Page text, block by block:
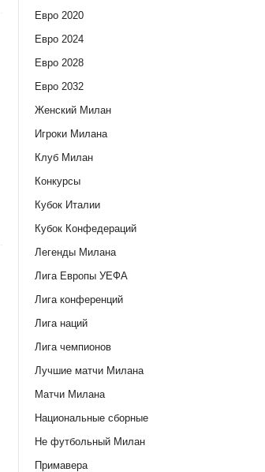
Евро 2020
Евро 2024
Евро 2028
Евро 2032
Женский Милан
Игроки Милана
Клуб Милан
Конкурсы
Кубок Италии
Кубок Конфедераций
Легенды Милана
Лига Европы УЕФА
Лига конференций
Лига наций
Лига чемпионов
Лучшие матчи Милана
Матчи Милана
Национальные сборные
Не футбольный Милан
Примавера